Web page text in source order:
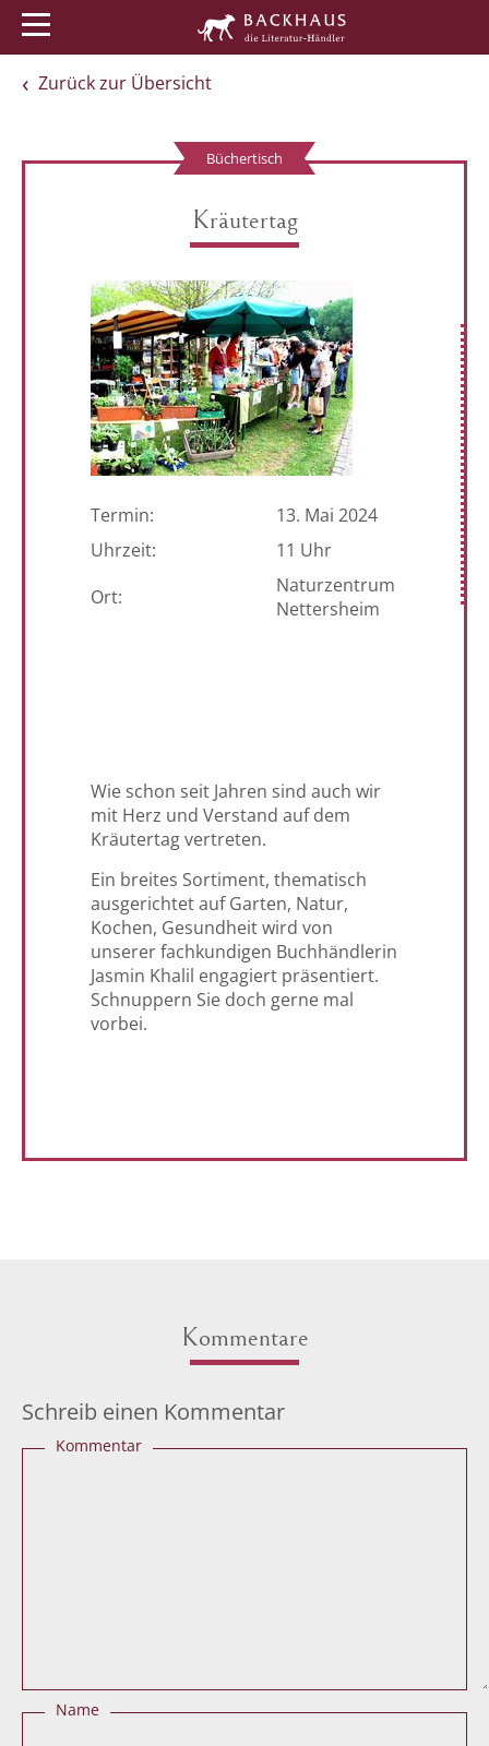
Zurück zur Übersicht
Büchertisch
Kräutertag
Termin:
13. Mai 2024
Uhrzeit:
11 Uhr
Ort:
Naturzentrum
Nettersheim
Wie schon seit Jahren sind auch wir
mit Herz und Verstand auf dem
Kräutertag vertreten.
Ein breites Sortiment, thematisch
ausgerichtet auf Garten, Natur,
Kochen, Gesundheit wird von
unserer fachkundigen Buchhändlerin
Jasmin Khalil engagiert präsentiert.
Schnuppern Sie doch gerne mal
vorbei.
Kommentare
Schreib einen Kommentar
Kommentar
Name